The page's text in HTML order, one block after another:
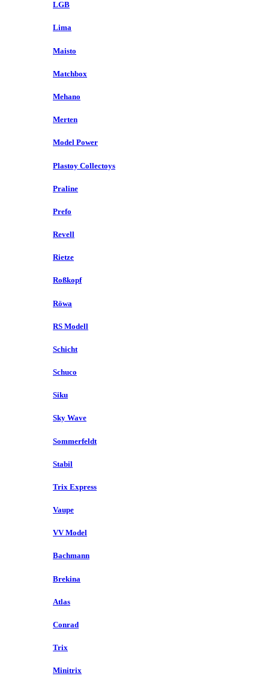
LGB
Lima
Maisto
Matchbox
Mehano
Merten
Model Power
Plastoy Collectoys
Praline
Prefo
Revell
Rietze
Roßkopf
Röwa
RS Modell
Schicht
Schuco
Siku
Sky Wave
Sommerfeldt
Stabil
Trix Express
Vaupe
VV Model
Bachmann
Brekina
Atlas
Conrad
Trix
Minitrix